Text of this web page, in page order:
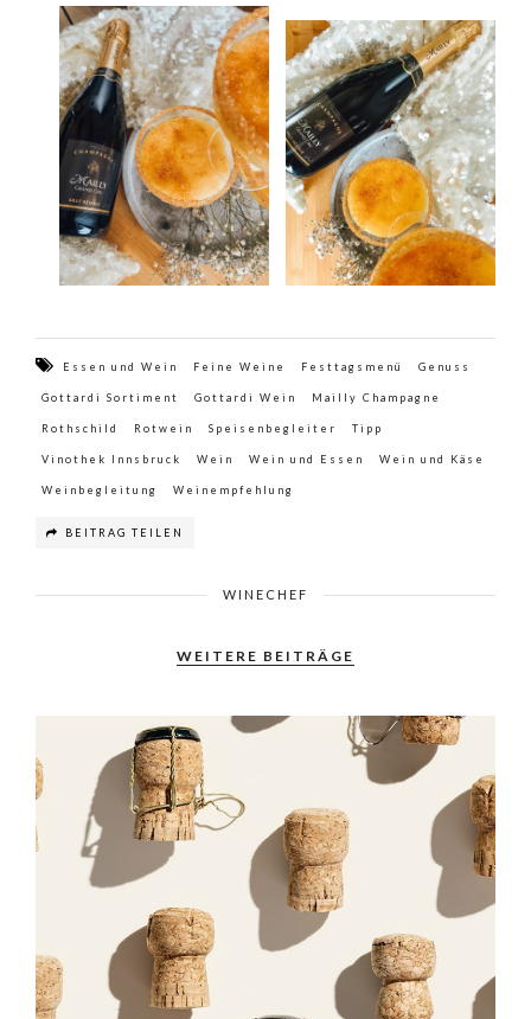
Essen und Wein Feine Weine Festtagsmenü Genuss
Gottardi Sortiment Gottardi Wein Mailly Champagne
Rothschild Rotwein Speisenbegleiter Tipp
Vinothek Innsbruck Wein Wein und Essen Wein und Käse
Weinbegleitung Weinempfehlung
BEITRAG TEILEN
WINECHEF
WEITERE BEITRÄGE